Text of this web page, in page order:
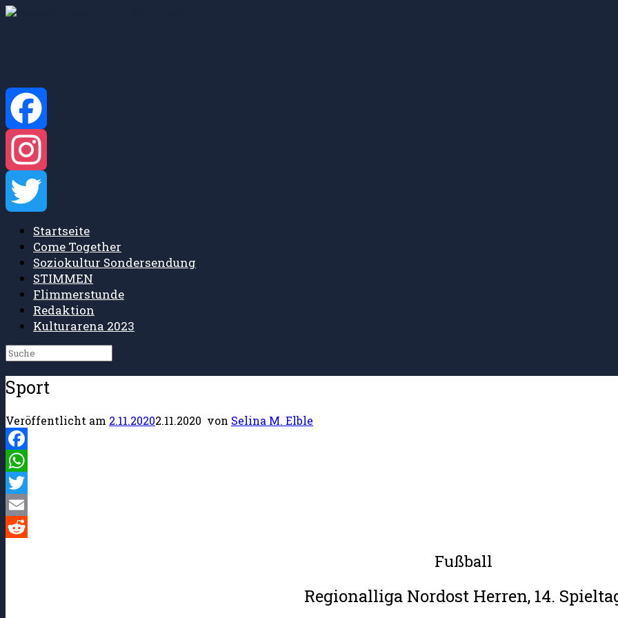
Zum
Facebook
Instagram
TwitterStartseite
Come Together
Soziokultur Sondersendung
STIMMEN
Flimmerstunde
Redaktion
Kulturarena 2023
Suche
nach:
Sport
Veröffentlicht am 2.11.20202.11.2020 von Selina M. Elble
Facebook
WhatsApp
Twitter
Email
Fußball
Regionalliga Nordost Herren, 14.